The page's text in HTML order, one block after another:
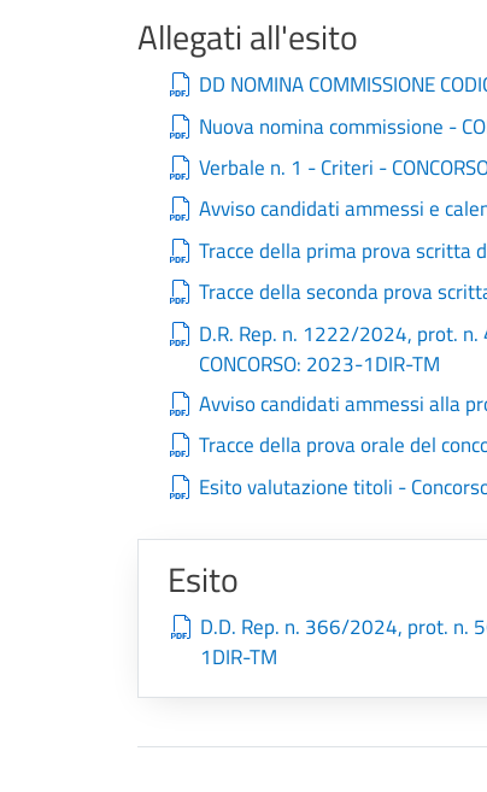
Allegati all'esito
DD NOMINA COMMISSIONE
Nuova nomina commissione -
Verbale n. 1 - Criteri -
Avviso candidati ammessi e
Tracce della prima prova scritta
Tracce della seconda prova
D.R. Rep. n. 1222/2024, prot. n.
CONCORSO: 2023-1DIR-TM
Avviso candidati ammessi alla
Tracce della prova orale del
Esito valutazione titoli -
Esito
D.D. Rep. n. 366/2024, prot. n.
1DIR-TM